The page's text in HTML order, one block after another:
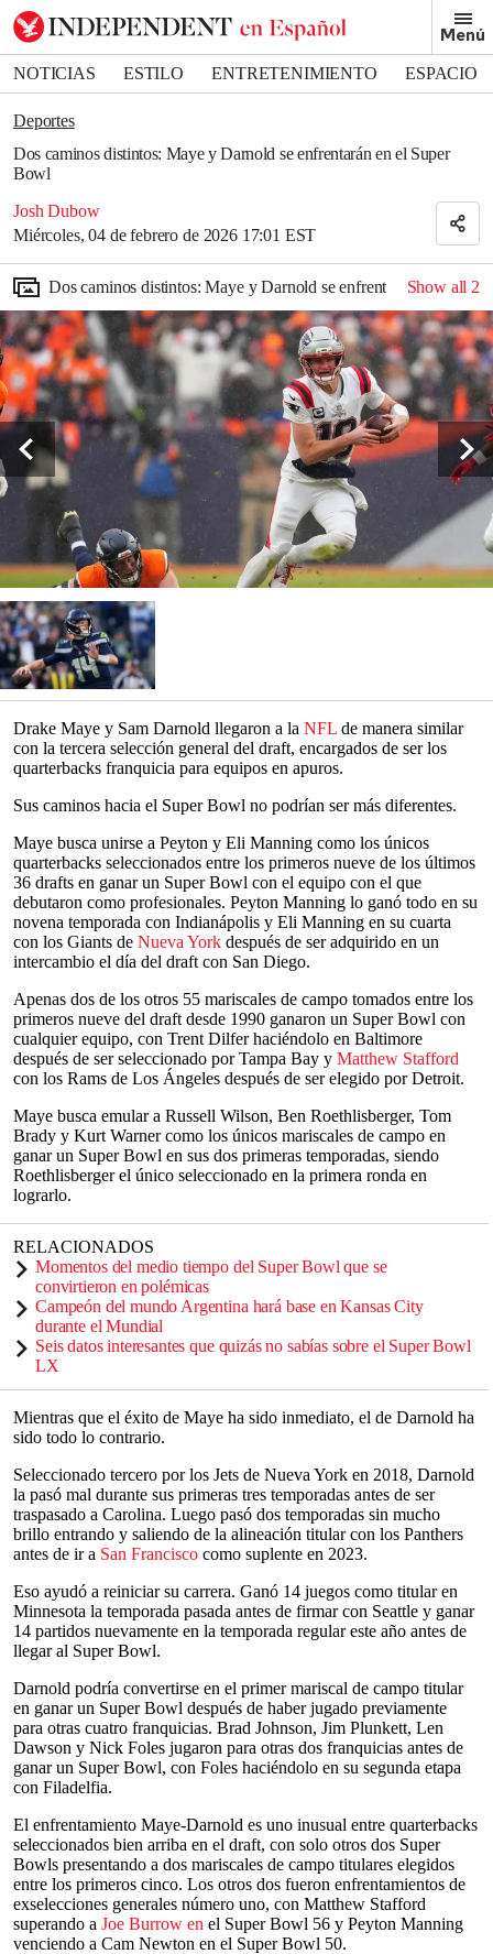
Menú
NOTICIAS ESTILO ENTRETENIMIENTO
ESPACIO
DEPORTES
Deportes
Dos caminos distintos: Maye y Darnold se enfrentarán en el Super
Bowl
Josh Dubow
Miércoles, 04 de febrero de 2026 17:01 EST
Bookmark popover
Removed from bookmarks
Close popover
Dos caminos distintos: Maye y Darnold se enfrentarán en el
Show all 2
Drake Maye y Sam Darnold llegaron a la NFL de manera similar
con la tercera selección general del draft, encargados de ser los
quarterbacks franquicia para equipos en apuros.
Sus caminos hacia el Super Bowl no podrían ser más diferentes.
Maye busca unirse a Peyton y Eli Manning como los únicos
quarterbacks seleccionados entre los primeros nueve de los últimos
36 drafts en ganar un Super Bowl con el equipo con el que
debutaron como profesionales. Peyton Manning lo ganó todo en su
novena temporada con Indianápolis y Eli Manning en su cuarta
con los Giants de Nueva York después de ser adquirido en un
intercambio el día del draft con San Diego.
Apenas dos de los otros 55 mariscales de campo tomados entre los
primeros nueve del draft desde 1990 ganaron un Super Bowl con
cualquier equipo, con Trent Dilfer haciéndolo en Baltimore
después de ser seleccionado por Tampa Bay y Matthew Stafford
con los Rams de Los Ángeles después de ser elegido por Detroit.
Maye busca emular a Russell Wilson, Ben Roethlisberger, Tom
Brady y Kurt Warner como los únicos mariscales de campo en
ganar un Super Bowl en sus dos primeras temporadas, siendo
Roethlisberger el único seleccionado en la primera ronda en
lograrlo.
RELACIONADOS
Momentos del medio tiempo del Super Bowl que se
convirtieron en polémicas
Campeón del mundo Argentina hará base en Kansas City
durante el Mundial
Seis datos interesantes que quizás no sabías sobre el Super Bowl
LX
Mientras que el éxito de Maye ha sido inmediato, el de Darnold ha
sido todo lo contrario.
Seleccionado tercero por los Jets de Nueva York en 2018, Darnold
la pasó mal durante sus primeras tres temporadas antes de ser
traspasado a Carolina. Luego pasó dos temporadas sin mucho
brillo entrando y saliendo de la alineación titular con los Panthers
antes de ir a San Francisco como suplente en 2023.
Eso ayudó a reiniciar su carrera. Ganó 14 juegos como titular en
Minnesota la temporada pasada antes de firmar con Seattle y ganar
14 partidos nuevamente en la temporada regular este año antes de
llegar al Super Bowl.
Darnold podría convertirse en el primer mariscal de campo titular
en ganar un Super Bowl después de haber jugado previamente
para otras cuatro franquicias. Brad Johnson, Jim Plunkett, Len
Dawson y Nick Foles jugaron para otras dos franquicias antes de
ganar un Super Bowl, con Foles haciéndolo en su segunda etapa
con Filadelfia.
El enfrentamiento Maye-Darnold es uno inusual entre quarterbacks
seleccionados bien arriba en el draft, con solo otros dos Super
Bowls presentando a dos mariscales de campo titulares elegidos
entre los primeros cinco. Los otros dos fueron enfrentamientos de
exselecciones generales número uno, con Matthew Stafford
superando a Joe Burrow en el Super Bowl 56 y Peyton Manning
venciendo a Cam Newton en el Super Bowl 50.